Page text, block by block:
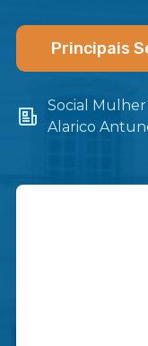
Principais
Social
Alarico